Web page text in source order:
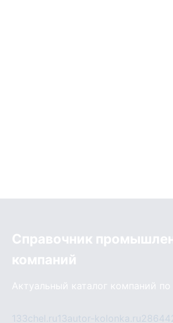
Справочник
компаний
Актуальный каталог компаний
133chel.ru13autor-kolonka.ru